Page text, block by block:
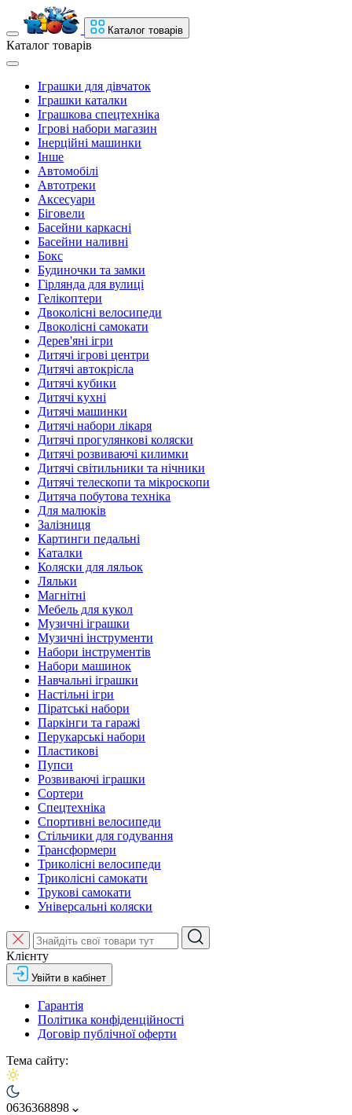
Каталог товарів
Каталог товарів
Іграшки для дівчаток
Іграшки каталки
Іграшкова спецтехніка
Ігрові набори магазин
Інерційні машинки
Інше
Автомобілі
Автотреки
Аксесуари
Біговели
Басейни каркасні
Басейни наливні
Бокс
Будиночки та замки
Гірлянда для вулиці
Гелікоптери
Двоколісні велосипеди
Двоколісні самокати
Дерев'яні ігри
Дитячі ігрові центри
Дитячі автокрісла
Дитячі кубики
Дитячі кухні
Дитячі машинки
Дитячі набори лікаря
Дитячі прогулянкові коляски
Дитячі розвиваючі килимки
Дитячі світильники та нічники
Дитячі телескопи та мікроскопи
Дитяча побутова техніка
Для малюків
Залізниця
Картинги педальні
Каталки
Коляски для ляльок
Ляльки
Магнітні
Мебель для кукол
Музичні іграшки
Музичні інструменти
Набори інструментів
Набори машинок
Навчальні іграшки
Настільні ігри
Піратські набори
Паркінги та гаражі
Перукарські набори
Пластикові
Пупси
Розвиваючі іграшки
Сортери
Спецтехніка
Спортивні велосипеди
Стільчики для годування
Трансформери
Триколісні велосипеди
Триколісні самокати
Трукові самокати
Універсальні коляски
Клієнту
Увійти в кабінет
Гарантія
Політика конфіденційності
Договір публічної оферти
Тема сайту:
0636368898